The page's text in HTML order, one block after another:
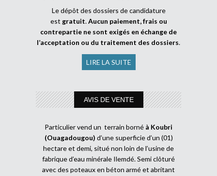
Le dépôt des dossiers de candidature
est gratuit.Aucun paiement, frais ou
contrepartie ne sont exigés en échange de
l’acceptation ou du traitement des dossiers.
LIRE LA SUITE
AVIS DE VENTE
Particulier vend un terrain borné à Koubri
(Ouagadougou) d’une superficie d’un (01)
hectare et demi, situé non loin de l’usine de
fabrique d’eau minérale Ilemdé. Semi clôturé
avec des poteaux en béton armé et abritant